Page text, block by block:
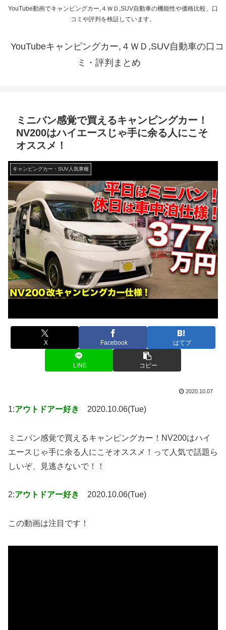
YouTube動画でキャンピングカー,４ＷＤ,SUV自動車の機能性や価格比較、口
コミや評判を検証しています。
YouTubeキャンピングカー,４ＷＤ,SUV自動車の口コ
ミ・評判まとめ
ミニバン感覚で買えるキャンピングカー！
NV200はハイエースじゃ手に余る人にこそ
オススメ！
キャンピングカー・SUV人気車種
X Facebook はてブ
LINE コピー
2020.10.07
1:アウトドアー好き 2020.10.06(Tue)
ミニバン感覚で買えるキャンピングカー！NV200はハイ
エースじゃ手に余る人にこそオススメ！って人気で話題ら
しいぞ、見逃さないで！！
2:アウトドアー好き 2020.10.06(Tue)
この動画は注目です！